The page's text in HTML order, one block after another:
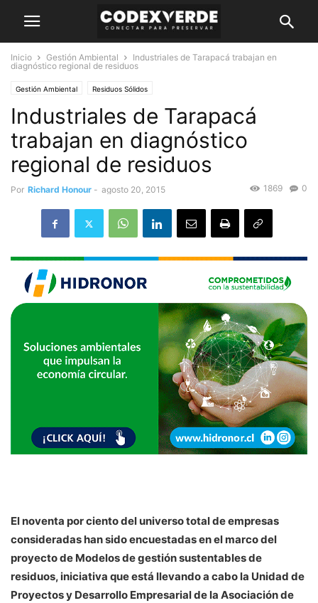
Inicio Gestión Ambiental
Industriales de Tarapacá trabajan en
diagnóstico regional de residuos
Gestión Ambiental Residuos Sólidos
Industriales de Tarapacá
trabajan en diagnóstico
regional de residuos
Por Richard Honour - agosto 20, 2015 0
1869
El noventa por ciento del universo total de empresas
consideradas han sido encuestadas en el marco del
proyecto de Modelos de gestión sustentables de
residuos, iniciativa que está llevando a cabo la Unidad de
Proyectos y Desarrollo Empresarial de la Asociación de